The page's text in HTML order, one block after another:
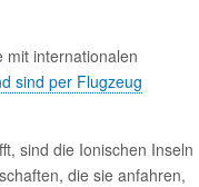
mit internationalen
sind per Flugzeug
sind die Ionischen Inseln
die sie anfahren,